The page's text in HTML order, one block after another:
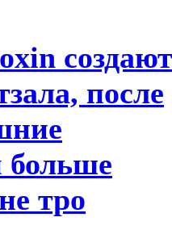
создают
после
тро